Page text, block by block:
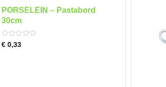
PORSELEIN – Pastabord
30cm
Rated
0
€0,33